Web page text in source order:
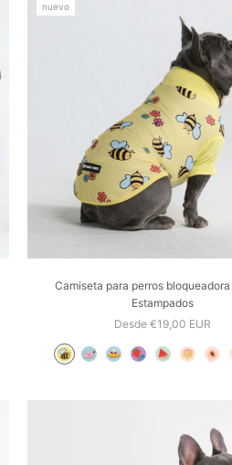
nuevo
Camiseta para perros
Estampados
Desde €19,00 EUR